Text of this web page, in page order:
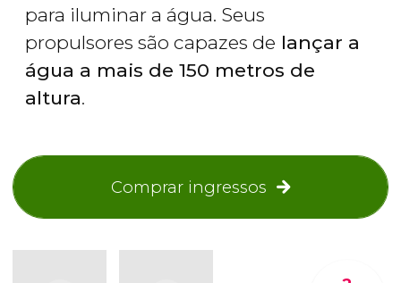
para iluminar a água. Seus
propulsores são capazes de lançar a
água a mais de 150 metros de
altura.
Comprar ingressos